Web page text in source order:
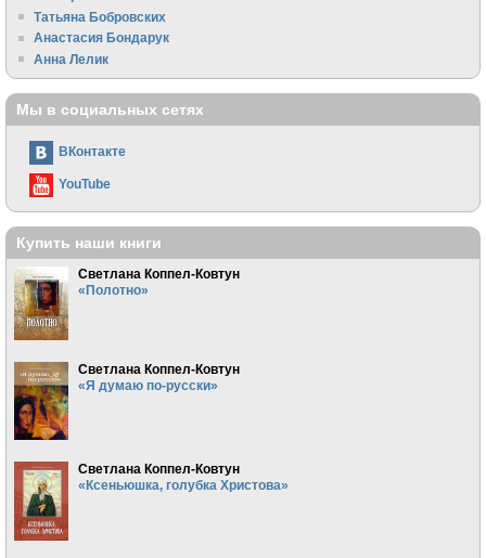
Татьяна Бобровских
Анастасия Бондарук
Анна Лелик
Мы в социальных сетях
ВКонтакте
YouTube
Купить наши книги
Светлана Коппел-Ковтун
«Полотно»
Светлана Коппел-Ковтун
«Я думаю по-русски»
Светлана Коппел-Ковтун
«Ксеньюшка, голубка Христова»